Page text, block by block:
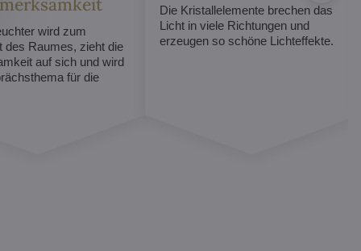
wird zum
des Raumes, zieht die
auf sich und wird
für die
Die Kristallelemente brechen das
Licht in viele Richtungen und
erzeugen so schöne Lichteffekte.